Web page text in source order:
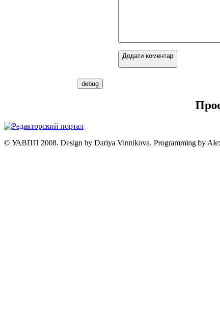
Додати коментар
© УАВПП 2008. Design by Dariya Vinnikova, Programming by